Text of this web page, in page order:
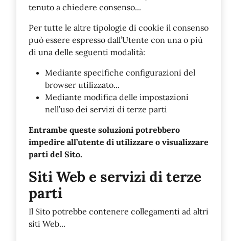
tenuto a chiedere consenso...
Per tutte le altre tipologie di cookie il consenso
può essere espresso dall’Utente con una o più
di una delle seguenti modalità:
Mediante specifiche configurazioni del
browser utilizzato...
Mediante modifica delle impostazioni
nell’uso dei servizi di terze parti
Entrambe queste soluzioni potrebbero
impedire all’utente di utilizzare o visualizzare
parti del Sito.
Siti Web e servizi di terze
parti
Il Sito potrebbe contenere collegamenti ad altri
siti Web...